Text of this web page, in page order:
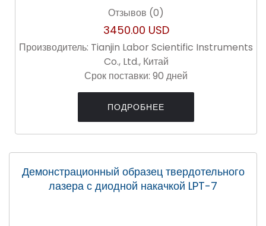
Отзывов (0)
3450.00 USD
Производитель: Tianjin Labor Scientific Instruments
Co., Ltd., Китай
Срок поставки: 90 дней
ПОДРОБНЕЕ
Демонстрационный образец твердотельного
лазера с диодной накачкой LPT-7